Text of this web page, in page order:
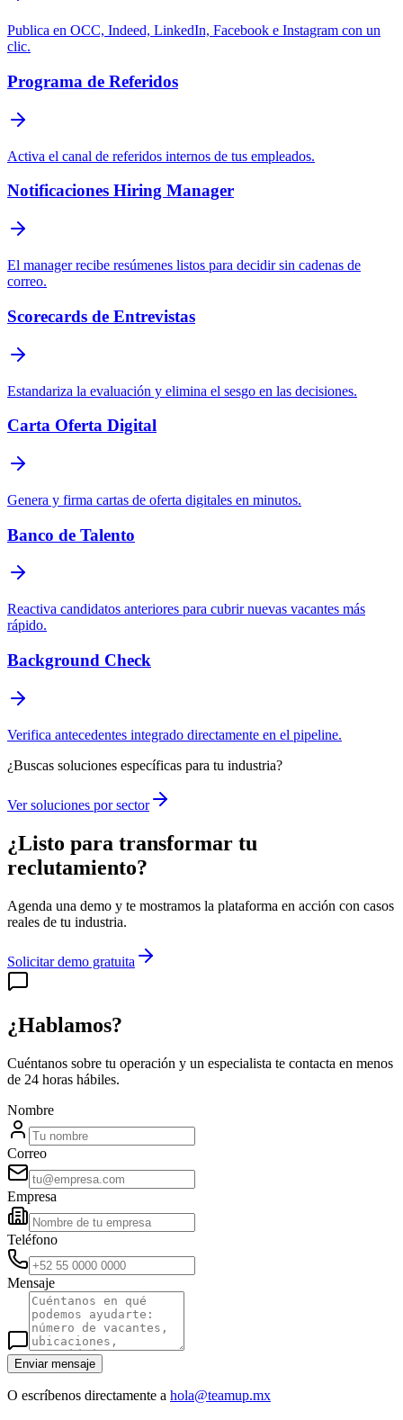
Publica en OCC, Indeed, LinkedIn, Facebook e Instagram con un
clic.
Programa de Referidos
Activa el canal de referidos internos de tus empleados.
Notificaciones Hiring Manager
El manager recibe resúmenes listos para decidir sin cadenas de
correo.
Scorecards de Entrevistas
Estandariza la evaluación y elimina el sesgo en las decisiones.
Carta Oferta Digital
Genera y firma cartas de oferta digitales en minutos.
Banco de Talento
Reactiva candidatos anteriores para cubrir nuevas vacantes más
rápido.
Background Check
Verifica antecedentes integrado directamente en el pipeline.
¿Buscas soluciones específicas para tu industria?
Ver soluciones por sector
¿Listo para transformar tu
reclutamiento?
Agenda una demo y te mostramos la plataforma en acción con casos
reales de tu industria.
Solicitar demo gratuita
¿Hablamos?
Cuéntanos sobre tu operación y un especialista te contacta en menos
de 24 horas hábiles.
Nombre
Correo
Empresa
Teléfono
Mensaje
Enviar mensaje
O escríbenos directamente a hola@teamup.mx